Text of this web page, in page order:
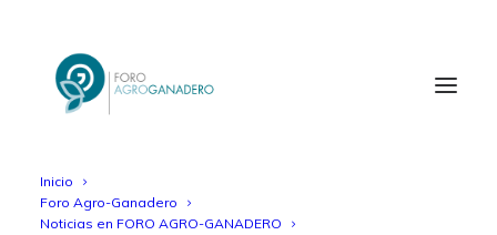
Inicio
Foro Agro-Ganadero
Noticias en FORO AGRO-GANADERO